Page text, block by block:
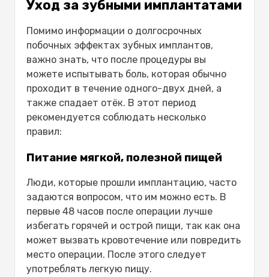
Уход за зубными имплантатами
Помимо информации о долгосрочных
побочных эффектах зубных имплантов,
важно знать, что после процедуры вы
можете испытывать боль, которая обычно
проходит в течение одного-двух дней, а
также спадает отёк. В этот период
рекомендуется соблюдать несколько
правил:
Питание мягкой, полезной пищей
Люди, которые прошли имплантацию, часто
задаются вопросом, что им можно есть. В
первые 48 часов после операции лучше
избегать горячей и острой пищи, так как она
может вызвать кровотечение или повредить
место операции. После этого следует
употреблять легкую пищу.